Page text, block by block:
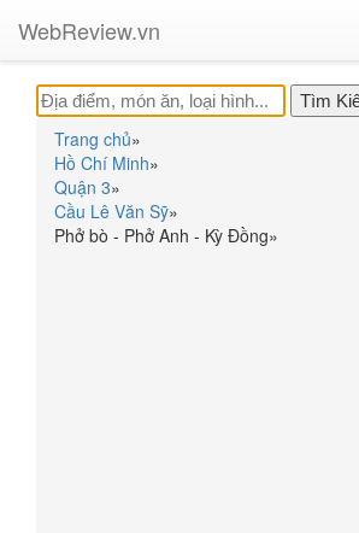
WebReview.vn
Trang chủ»
Hồ Chí Minh»
Quận 3»
Cầu Lê Văn Sỹ»
Phở bò - Phở Anh - Kỳ Đồng»